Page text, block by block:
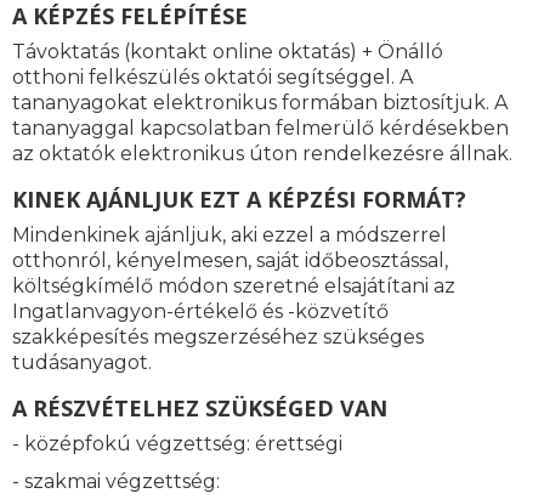
A KÉPZÉS FELÉPÍTÉSE
Távoktatás (kontakt online oktatás) + Önálló
otthoni felkészülés oktatói segítséggel. A
tananyagokat elektronikus formában biztosítjuk. A
tananyaggal kapcsolatban felmerülő kérdésekben
az oktatók elektronikus úton rendelkezésre állnak.
KINEK AJÁNLJUK EZT A KÉPZÉSI FORMÁT?
Mindenkinek ajánljuk, aki ezzel a módszerrel
otthonról, kényelmesen, saját időbeosztással,
költségkímélő módon szeretné elsajátítani az
Ingatlanvagyon-értékelő és -közvetítő
szakképesítés megszerzéséhez szükséges
tudásanyagot.
A RÉSZVÉTELHEZ SZÜKSÉGED VAN
- középfokú végzettség: érettségi
- szakmai végzettség: